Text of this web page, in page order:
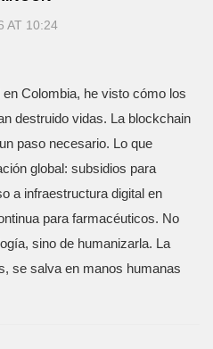
AT 10:24
Colombia, he visto cómo los
destruido vidas. La blockchain
paso necesario. Lo que
global: subsidios para
a infraestructura digital en
para farmacéuticos. No
sino de humanizarla. La
se salva en manos humanas